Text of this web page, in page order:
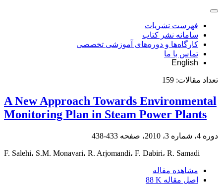
فهرست نشریات
سامانه نشر کتاب
کارگاه‌ها و دوره‌های آموزشی تخصصی
تماس با ما
English
تعداد مقالات: 159
A New Approach Towards Environmental
Monitoring Plan in Steam Power Plants
دوره 4، شماره 3، 2010، صفحه 433-438
F. Salehi، S.M. Monavari، R. Arjomandi، F. Dabiri، R. Samadi
مشاهده مقاله
اصل مقاله 88 K